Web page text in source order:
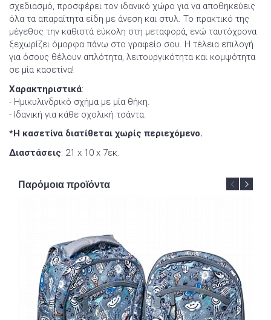
σχεδιασμό, προσφέρει τον ιδανικό χώρο για να αποθηκεύεις
όλα τα απαραίτητα είδη με άνεση και στυλ. Το πρακτικό της
μέγεθος την καθιστά εύκολη στη μεταφορά, ενώ ταυτόχρονα
ξεχωρίζει όμορφα πάνω στο γραφείο σου. Η τέλεια επιλογή
για όσους θέλουν απλότητα, λειτουργικότητα και κομψότητα
σε μία κασετίνα!
Χαρακτηριστικά:
- Ημικυλινδρικό σχήμα με μία θήκη.
- Ιδανική για κάθε σχολική τσάντα.
*Η κασετίνα διατίθεται χωρίς περιεχόμενο.
Διαστάσεις: 21 x 10 x 7εκ.
Παρόμοια προϊόντα